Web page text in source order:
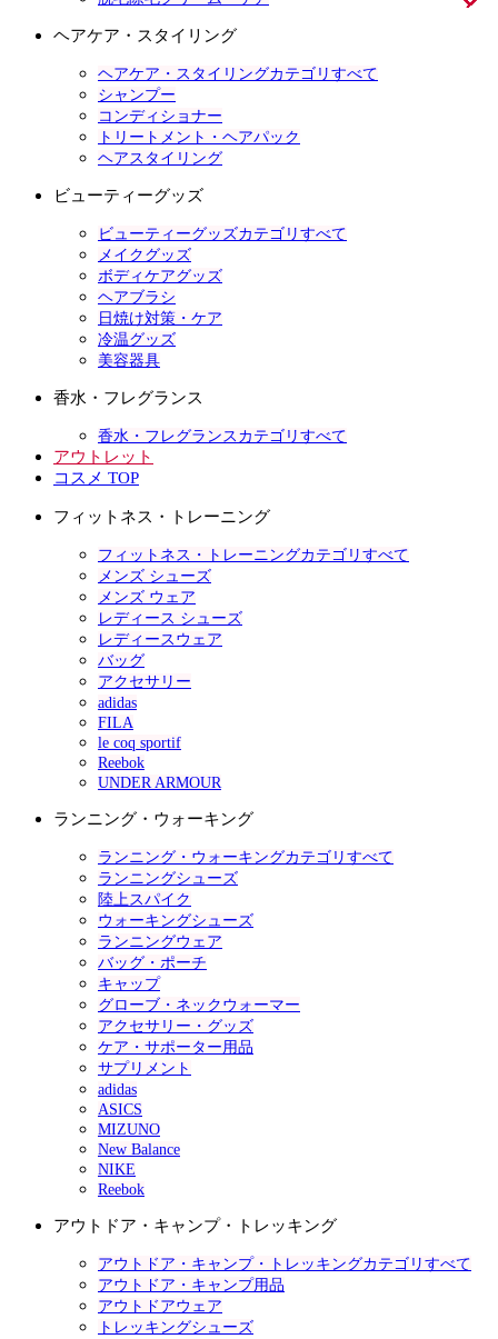
ヘアケア・スタイリング
ヘアケア・スタイリングカテゴリすべて
シャンプー
コンディショナー
トリートメント・ヘアパック
ヘアスタイリング
ビューティーグッズ
ビューティーグッズカテゴリすべて
メイクグッズ
ボディケアグッズ
ヘアブラシ
日焼け対策・ケア
冷温グッズ
美容器具
香水・フレグランス
香水・フレグランスカテゴリすべて
アウトレット
コスメ TOP
フィットネス・トレーニング
フィットネス・トレーニングカテゴリすべて
メンズ シューズ
メンズ ウェア
レディース シューズ
レディースウェア
バッグ
アクセサリー
adidas
FILA
le coq sportif
Reebok
UNDER ARMOUR
ランニング・ウォーキング
ランニング・ウォーキングカテゴリすべて
ランニングシューズ
陸上スパイク
ウォーキングシューズ
ランニングウェア
バッグ・ポーチ
キャップ
グローブ・ネックウォーマー
アクセサリー・グッズ
ケア・サポーター用品
サプリメント
adidas
ASICS
MIZUNO
New Balance
NIKE
Reebok
アウトドア・キャンプ・トレッキング
アウトドア・キャンプ・トレッキングカテゴリすべて
アウトドア・キャンプ用品
アウトドアウェア
トレッキングシューズ